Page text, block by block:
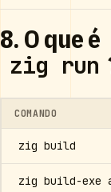
8. O que é
zig run
COMANDO
zig build
zig build-exe